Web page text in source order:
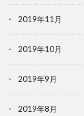
2019年11月
2019年10月
2019年9月
2019年8月